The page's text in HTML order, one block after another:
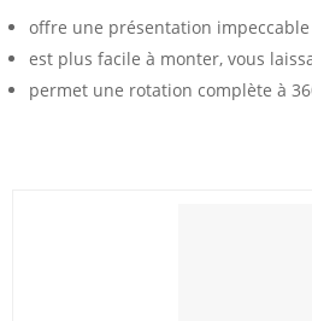
offre une présentation
est plus facile à monter, vous
permet une rotation complète à